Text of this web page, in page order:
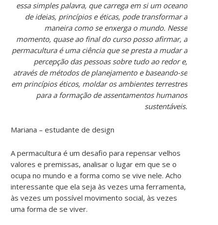
essa simples palavra, que carrega em si um oceano
de ideias, princípios e éticas, pode transformar a
maneira como se enxerga o mundo. Nesse
momento, quase ao final do curso posso afirmar, a
permacultura é uma ciência que se presta a mudar a
percepção das pessoas sobre tudo ao redor e,
através de métodos de planejamento e baseando-se
em princípios éticos, moldar os ambientes terrestres
para a formação de assentamentos humanos
sustentáveis.
Mariana – estudante de design
A permacultura é um desafio para repensar velhos
valores e premissas, analisar o lugar em que se o
ocupa no mundo e a forma como se vive nele. Acho
interessante que ela seja às vezes uma ferramenta,
às vezes um possível movimento social, às vezes
uma forma de se viver.